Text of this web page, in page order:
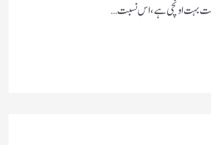
بہت اونچی ہے،اس نسبت…